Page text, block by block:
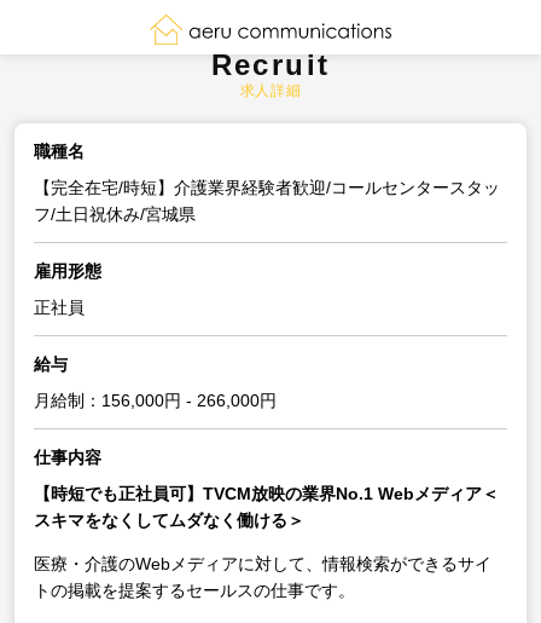
Recruit
求人詳細
職種名
【完全在宅/時短】介護業界経験者歓迎/コールセンタースタッ
フ/土日祝休み/宮城県
雇用形態
正社員
給与
月給制：156,000円 - 266,000円
仕事内容
【時短でも正社員可】TVCM放映の業界No.1 Webメディア＜
スキマをなくしてムダなく働ける＞
医療・介護のWebメディアに対して、情報検索ができるサイ
トの掲載を提案するセールスの仕事です。